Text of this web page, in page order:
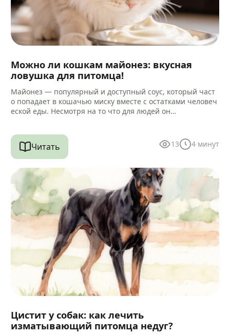
Можно ли кошкам майонез: вкусная
ловушка для питомца!
Майонез — популярный и доступный соус, который част
о попадает в кошачью миску вместе с остатками человеч
еской еды. Несмотря на то что для людей он…
Читать 13 4 минут
Цистит у собак: как лечить
изматывающий питомца недуг?